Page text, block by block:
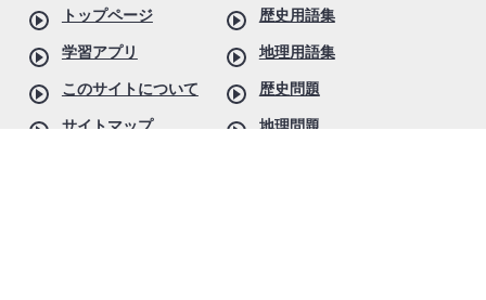
トップページ
学習アプリ
このサイトについて
サイトマップ
歴史用語集
地理用語集
歴史問題
地理問題